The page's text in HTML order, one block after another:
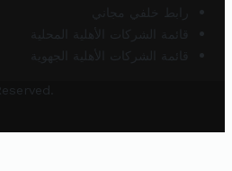
رابط خلفي مجاني
قائمة الشركات الأهلية المحلية
قائمة الشركات الأهلية الجهوية